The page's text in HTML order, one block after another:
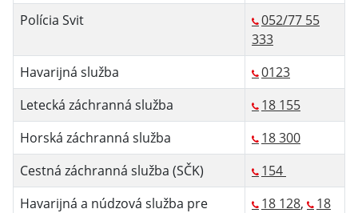
Polícia Svit
052/77 55
333
Havarijná služba
0123
Letecká záchranná služba
18 155
Horská záchranná služba
18 300
Cestná záchranná služba (SČK)
154
Havarijná a núdzová služba pre
18 128,
18